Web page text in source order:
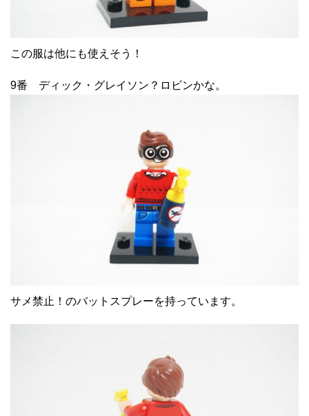
この服は他にも使えそう！
9番 ディック・グレイソン？ロビンかな。
サメ禁止！のバットスプレーを持っています。